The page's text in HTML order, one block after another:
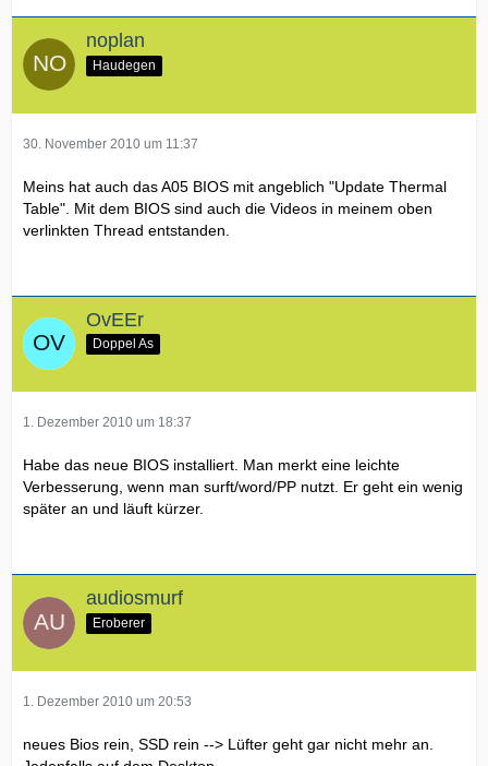
noplan
Haudegen
30. November 2010 um 11:37
Meins hat auch das A05 BIOS mit angeblich "Update Thermal
Table". Mit dem BIOS sind auch die Videos in meinem oben
verlinkten Thread entstanden.
OvEEr
Doppel As
1. Dezember 2010 um 18:37
Habe das neue BIOS installiert. Man merkt eine leichte
Verbesserung, wenn man surft/word/PP nutzt. Er geht ein wenig
später an und läuft kürzer.
audiosmurf
Eroberer
1. Dezember 2010 um 20:53
neues Bios rein, SSD rein --> Lüfter geht gar nicht mehr an.